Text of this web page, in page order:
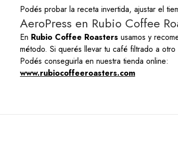
Podés probar la receta invertida, ajustar el
AeroPress en Rubio Coffee
En Rubio Coffee Roasters usamos y
método. Si querés llevar tu café filtrado a
Podés conseguirla en nuestra tienda online:
www.rubiocoffeeroasters.com